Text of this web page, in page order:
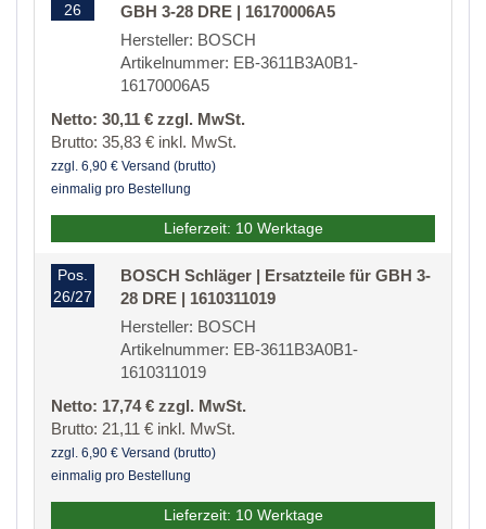
26
GBH 3-28 DRE | 16170006A5
Hersteller: BOSCH
Artikelnummer: EB-3611B3A0B1-
16170006A5
Netto: 30,11 € zzgl. MwSt.
Brutto: 35,83 € inkl. MwSt.
zzgl. 6,90 € Versand (brutto)
einmalig pro Bestellung
Lieferzeit: 10 Werktage
Pos.
26/27
BOSCH Schläger | Ersatzteile für GBH 3-
28 DRE | 1610311019
Hersteller: BOSCH
Artikelnummer: EB-3611B3A0B1-
1610311019
Netto: 17,74 € zzgl. MwSt.
Brutto: 21,11 € inkl. MwSt.
zzgl. 6,90 € Versand (brutto)
einmalig pro Bestellung
Lieferzeit: 10 Werktage